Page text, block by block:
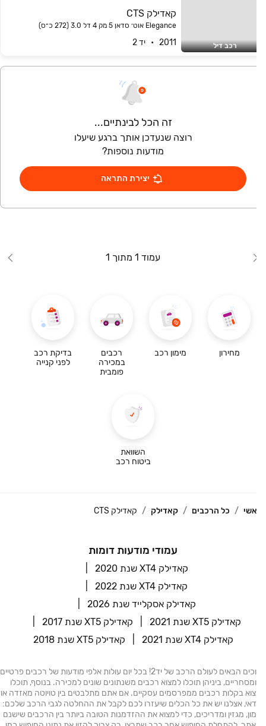
רכב דיל
קאדילק CTS
Elegance אוט׳ סדאן 5 מק 4 דל 3.0 (272 כ״ס)
2011   •   יד 2
זה הכל לבינתיים...
רוצה שנעדכן אותך ברגע שיעלו
מודעות נוספות?
יצירת התראה
עמוד 1 מתוך 1
מחירון מימון רכב
רכבים
במכירה
פומבית
בדיקת רכב
לפני קנייה
השוואת
ביטוח רכב
כל הרכבים קאדילק קאדילק CTS
עמודי מודעות דומות
‫‫‫קאדילק XT4 שנת 2020‬‬‬
‫‫‫קאדילק XT4 שנת 2022‬‬‬
‫‫‫קאדילק אסקלייד שנת 2026‬‬‬
‫‫‫קאדילק XT5 שנת 2021‬‬‬
‫‫‫קאדילק XT5 שנת 2017‬‬‬
‫‫‫קאדילק XT4 שנת 2021‬‬‬
‫‫‫קאדילק XT5 שנת 2018‬‬‬
ברוכים הבאים לעולם הרכב של יד2! בכל יום עולות אלפי מודעות של רכבים פרטיים
ומסחריים, ביניהן תוכלו למצוא רכבים משנתונים שונים למכירה. בנוסף, תוכלו
בקלות רכבים ממפרסמים עסקיים. אם אתם מתלבטים בין טויוטה מאזדה או
אצלנו יש את כל הכלים שיעזרו לכם לקבל את ההחלטה לגבי הרכב שלכם:
מגזין ומדריכים, כדי למצוא את ההזדמנות הטובה ביותר בין הרכבים שישנם